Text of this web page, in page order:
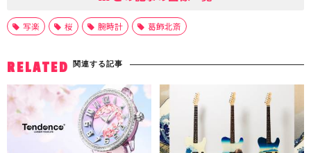
写楽 桜 腕時計 葛飾北斎
RELATED 関連する記事